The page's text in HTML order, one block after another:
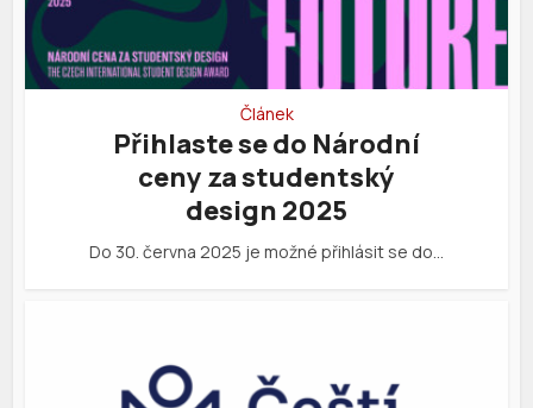
Článek
Přihlaste se do Národní
ceny za studentský
design 2025
Do 30. června 2025 je možné přihlásit se do…